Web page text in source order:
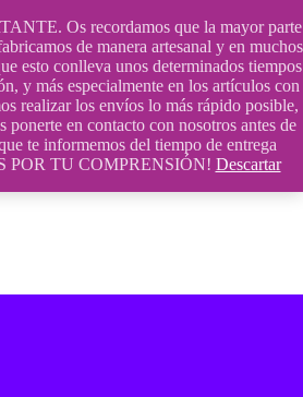
Os recordamos que la mayor parte
de manera artesanal y en muchos
esto conlleva unos determinados tiempos
y más especialmente en los artículos con
realizar los envíos lo más rápido posible,
ponerte en contacto con nosotros antes de
te informemos del tiempo de entrega
POR TU COMPRENSIÓN! Descartar
a 14:00